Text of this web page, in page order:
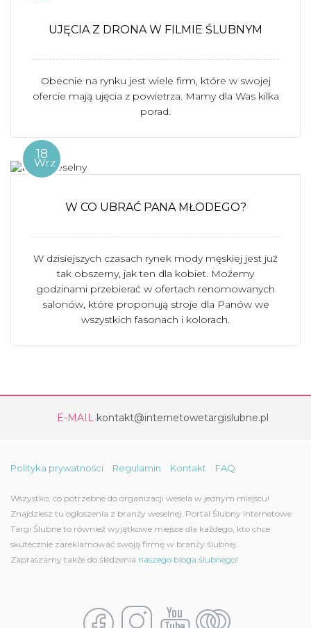
UJĘCIA Z DRONA W FILMIE ŚLUBNYM
Obecnie na rynku jest wiele firm, które w swojej
ofercie mają ujęcia z powietrza. Mamy dla Was kilka
porad.
18
Wrz
W CO UBRAĆ PANA MŁODEGO?
W dzisiejszych czasach rynek mody męskiej jest już
tak obszerny, jak ten dla kobiet. Możemy
godzinami przebierać w ofertach renomowanych
salonów, które proponują stroje dla Panów we
wszystkich fasonach i kolorach.
E-MAIL kontakt@internetowetargislubne.pl
Polityka prywatności Regulamin Kontakt FAQ
Wszystko, co potrzebne do organizacji wesela w jednym miejscu!
Znajdziesz tu ogłoszenia z branży weselnej. Portal Ślubny Internetowe
Targi Ślubne to również wyjątkowe miejsce dla każdego, kto chce
skutecznie zareklamować swoją firmę w branży ślubnej.
Zapraszamy także do śledzenia naszego bloga ślubnego!